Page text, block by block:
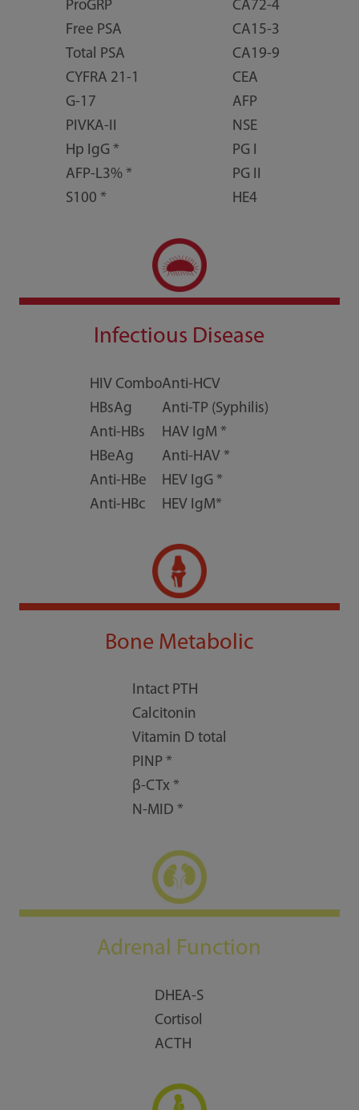
ProGRP
Free PSA
Total PSA
CYFRA 21-1
G-17
PIVKA-II
Hp IgG *
AFP-L3% *
S100 *
CA72-4
CA15-3
CA19-9
CEA
AFP
NSE
PG I
PG II
HE4
Infectious Disease
HIV Combo
HBsAg
Anti-HBs
HBeAg
Anti-HBe
Anti-HBc
Anti-HCV
Anti-TP (Syphilis)
HAV IgM *
Anti-HAV *
HEV IgG *
HEV IgM*
Bone Metabolic
Intact PTH
Calcitonin
Vitamin D total
PINP *
β-CTx *
N-MID *
Adrenal Function
DHEA-S
Cortisol
ACTH